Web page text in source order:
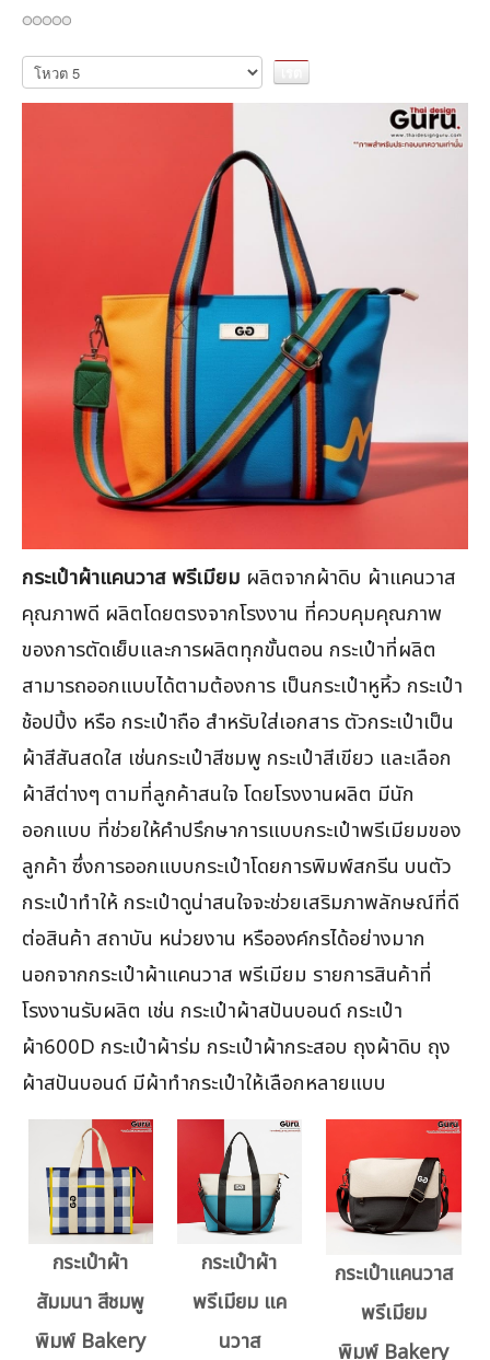
กรุณา
ให้
คะแนน
กระเป๋าผ้าแคนวาส พรีเมียม ผลิตจากผ้าดิบ ผ้าแคนวาส
คุณภาพดี ผลิตโดยตรงจากโรงงาน ที่ควบคุมคุณภาพ
ของการตัดเย็บและการผลิตทุกขั้นตอน กระเป๋าที่ผลิต
สามารถออกแบบได้ตามต้องการ เป็นกระเป๋าหูหิ้ว กระเป๋า
ช้อปปิ้ง หรือ กระเป๋าถือ สำหรับใส่เอกสาร ตัวกระเป๋าเป็น
ผ้าสีสันสดใส เช่นกระเป๋าสีชมพู กระเป๋าสีเขียว และเลือก
ผ้าสีต่างๆ ตามที่ลูกค้าสนใจ โดยโรงงานผลิต มีนัก
ออกแบบ ที่ช่วยให้คำปรึกษาการแบบกระเป๋าพรีเมียมของ
ลูกค้า ซึ่งการออกแบบกระเป๋าโดยการพิมพ์สกรีน บนตัว
กระเป๋าทำให้ กระเป๋าดูน่าสนใจจะช่วยเสริมภาพลักษณ์ที่ดี
ต่อสินค้า สถาบัน หน่วยงาน หรือองค์กรได้อย่างมาก
นอกจากกระเป๋าผ้าแคนวาส พรีเมียม รายการสินค้าที่
โรงงานรับผลิต เช่น กระเป๋าผ้าสปันบอนด์ กระเป๋า
ผ้า600D กระเป๋าผ้าร่ม กระเป๋าผ้ากระสอบ ถุงผ้าดิบ ถุง
ผ้าสปันบอนด์ มีผ้าทำกระเป๋าให้เลือกหลายแบบ
กระเป๋าผ้า
สัมมนา สีชมพู
พิมพ์ Bakery
กระเป๋าผ้า
พรีเมียม แค
นวาส
กระเป๋าแคนวาส
พรีเมียม
พิมพ์ Bakery